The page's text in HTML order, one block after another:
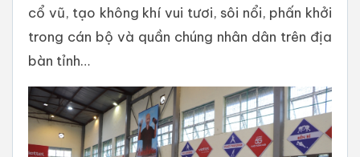
cổ vũ, tạo không khí vui tươi, sôi nổi, phấn khởi
trong cán bộ và quần chúng nhân dân trên địa
bàn tỉnh…